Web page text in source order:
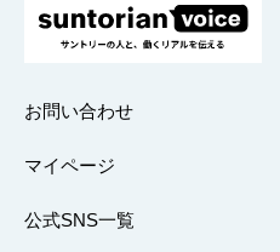
お問い合わせ
マイページ
公式SNS一覧